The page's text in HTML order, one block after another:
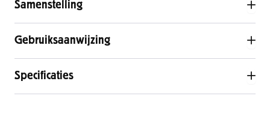
Samenstelling
Gebruiksaanwijzing
Specificaties